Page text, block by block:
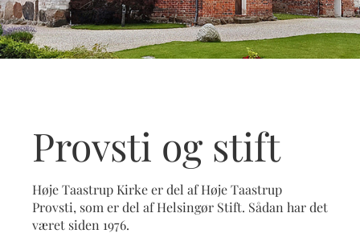
Provsti og stift
Høje Taastrup Kirke er del af Høje Taastrup
Provsti, som er del af Helsingør Stift. Sådan har det
været siden 1976.